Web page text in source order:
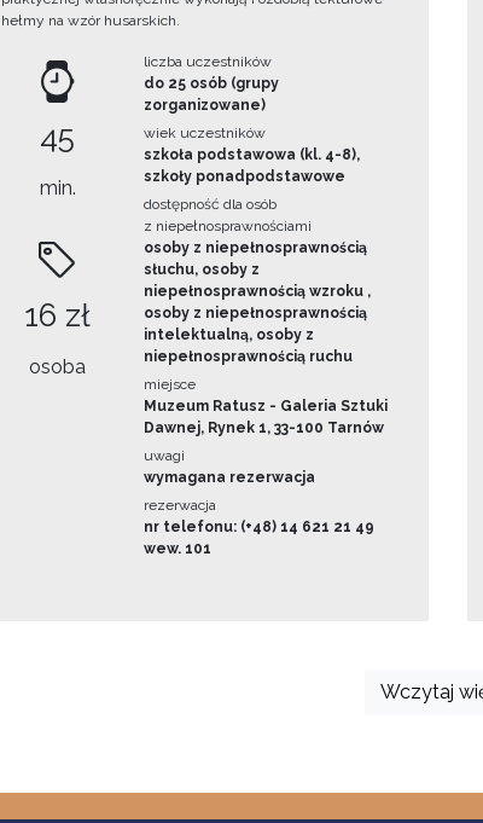
hełmy na wzór husarskich.
45
min.
16 zł
osoba
liczba uczestników
do 25 osób (grupy
zorganizowane)
wiek uczestników
szkoła podstawowa (kl. 4-8),
szkoły ponadpodstawowe
dostępność dla osób
z niepełnosprawnościami
osoby z niepełnosprawnością
słuchu, osoby z
niepełnosprawnością wzroku ,
osoby z niepełnosprawnością
intelektualną, osoby z
niepełnosprawnością ruchu
miejsce
Muzeum Ratusz - Galeria Sztuki
Dawnej, Rynek 1, 33-100 Tarnów
uwagi
wymagana rezerwacja
rezerwacja
nr telefonu: (+48) 14 621 21 49
wew. 101
Wczytaj